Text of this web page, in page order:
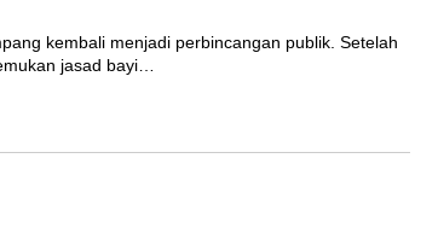
kembali menjadi perbincangan publik. Setelah
jasad bayi…